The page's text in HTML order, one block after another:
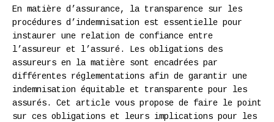
En matière d’assurance, la transparence sur les
procédures d’indemnisation est essentielle pour
instaurer une relation de confiance entre
l’assureur et l’assuré. Les obligations des
assureurs en la matière sont encadrées par
différentes réglementations afin de garantir une
indemnisation équitable et transparente pour les
assurés. Cet article vous propose de faire le point
sur ces obligations et leurs implications pour les